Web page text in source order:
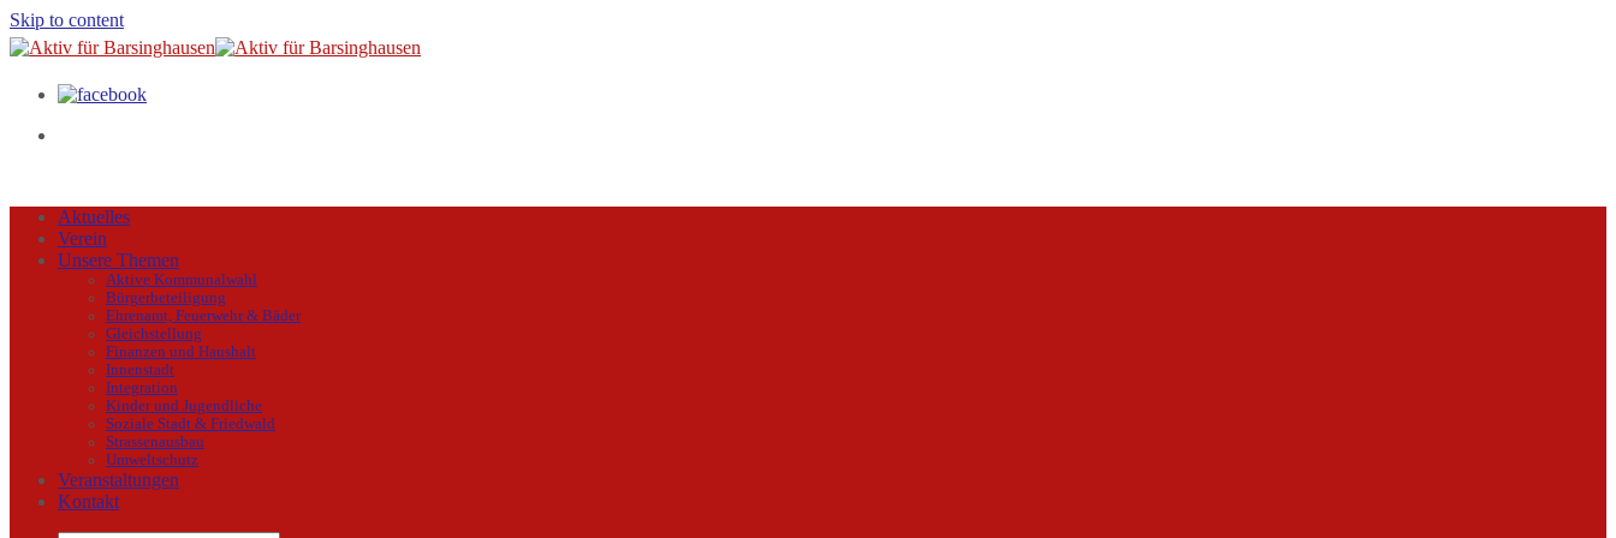
Skip to content
Aktuelles
Verein
Unsere Themen
Aktive Kommunalwahl
Bürgerbeteiligung
Ehrenamt, Feuerwehr & Bäder
Gleichstellung
Finanzen und Haushalt
Innenstadt
Integration
Kinder und Jugendliche
Soziale Stadt & Friedwald
Strassenausbau
Umweltschutz
Veranstaltungen
Kontakt